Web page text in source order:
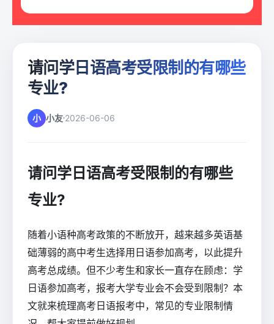
请问学日语高考受限制的有哪些
专业?
小 小友 2026-06-06
请问学日语高考受限制的有哪些
专业?
随着小语种高考政策的不断放开，越来越多英语基
础薄弱的高中考生选择用日语参加高考，以此提升
高考总成绩。但不少考生和家长一直存在顾虑：学
日语参加高考，报考大学专业会不会受到限制？本
文就来梳理高考日语报考中，常见的专业限制情